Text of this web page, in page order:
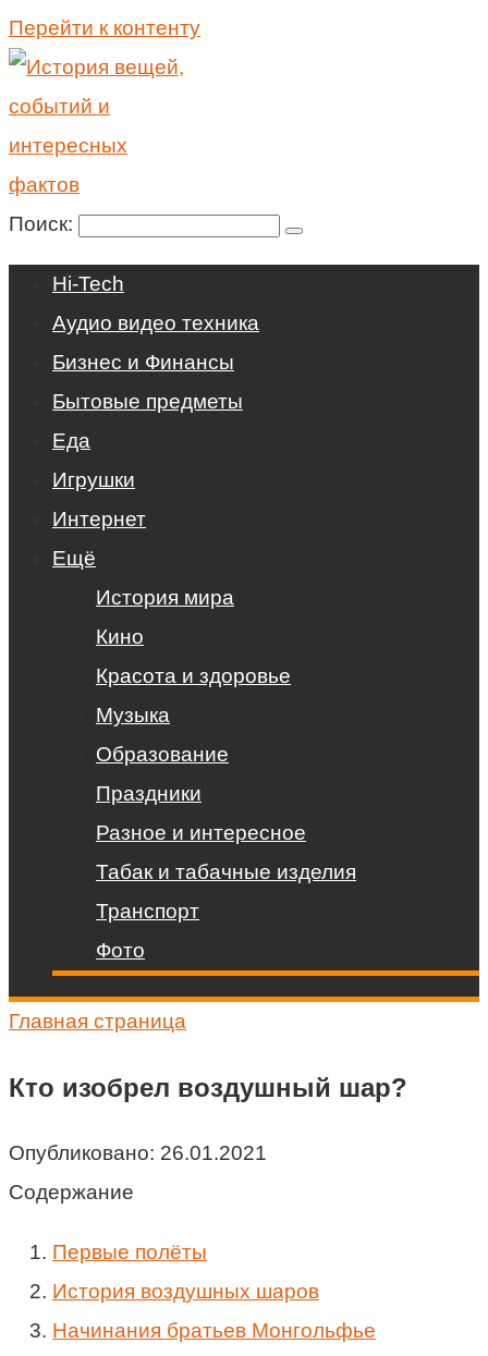
Перейти к контенту
Поиск:
Hi-Tech
Аудио видео техника
Бизнес и Финансы
Бытовые предметы
Еда
Игрушки
Интернет
Ещё
История мира
Кино
Красота и здоровье
Музыка
Образование
Праздники
Разное и интересное
Табак и табачные изделия
Транспорт
Фото
Главная страница
Кто изобрел воздушный шар?
Опубликовано: 26.01.2021
Содержание
Первые полёты
История воздушных шаров
Начинания братьев Монгольфье